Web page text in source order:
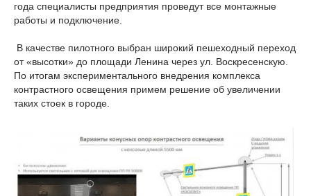
года специалисты предприятия проведут все монтажные
работы и подключение.
В качестве пилотного выбран широкий пешеходный переход
от «высотки» до площади Ленина через ул. Воскресенскую.
По итогам экспериментального внедрения комплекса
контрастного освещения примем решение об увеличении
таких стоек в городе.